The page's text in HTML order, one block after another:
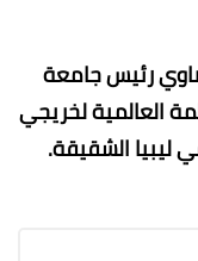
رئيس جامعة
العالمية لخريجي
ليبيا الشقيقة.